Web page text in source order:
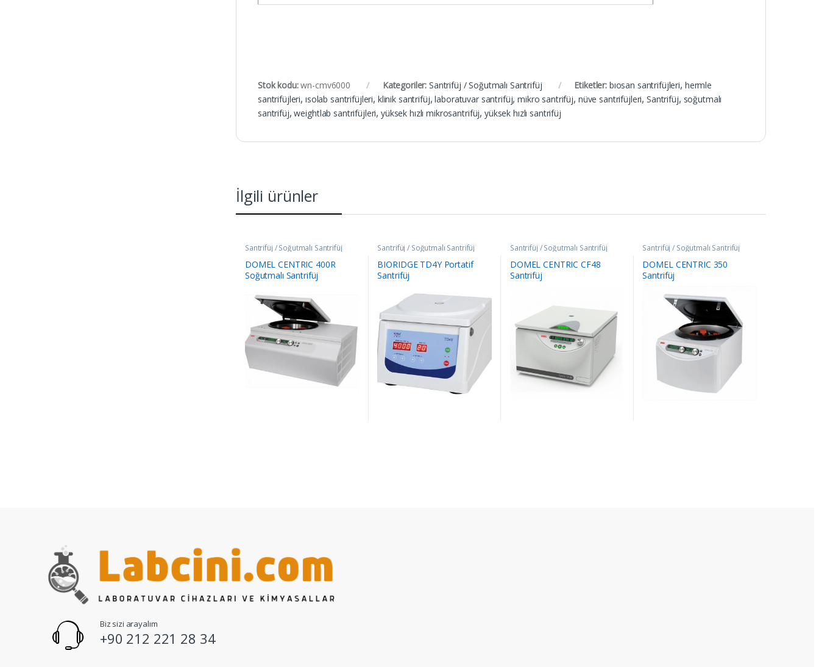
Stok kodu:wn-cmv6000 Kategoriler: Santrifüj / Soğutmalı Santrifüj Etiketler: bıosan santrifüjleri, hermle
santrifüjleri, ısolab santrifüjleri, klinik santrifüj,laboratuvar santrifüj,mikro santrifüj, nüve santrifüjleri,Santrifüj, soğutmalı
santrifüj,weightlab santrifüjleri, yüksek hızlı mikrosantrifüj, yüksek hızlı santrifüj
İlgili ürünler
Santrifüj / Soğutmalı Santrifüj
DOMEL CENTRIC 400R
Soğutmalı Santrifüj
Santrifüj / Soğutmalı Santrifüj
BIORIDGE TD4Y Portatif
Santrifüj
Santrifüj / Soğutmalı Santrifüj
DOMEL CENTRIC CF48
Santrifüj
Santrifüj / Soğutmalı Santrifüj
DOMEL CENTRIC 350
Santrifüj
Biz sizi arayalım
+90 212 221 28 34